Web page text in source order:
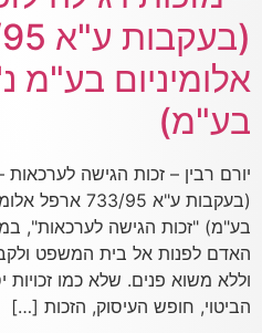
אלומיניום בע"מ
בע"מ)
יורם רבין – זכות הגישה לערכאות
(בעקבות ע"א
בע"מ) "זכות הגישה לערכאות",
האדם לפנות אל בית המשפט
וללא משוא פנים. שלא כמו זכויות
הביטוי, חופש העיסוק, הזכות […]